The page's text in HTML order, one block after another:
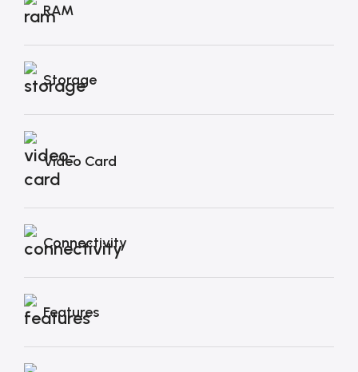
RAM
Storage
Video Card
Connectivity
Features